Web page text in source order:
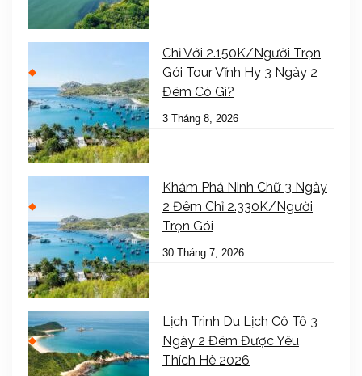
Chỉ Với 2.150K/Người Trọn
Gói Tour Vĩnh Hy 3 Ngày 2
Đêm Có Gì?
3 Tháng 8, 2026
Khám Phá Ninh Chữ 3 Ngày
2 Đêm Chỉ 2.330K/Người
Trọn Gói
30 Tháng 7, 2026
Lịch Trình Du Lịch Cô Tô 3
Ngày 2 Đêm Được Yêu
Thích Hè 2026